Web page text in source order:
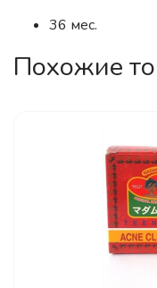
36 мес.
Похожие